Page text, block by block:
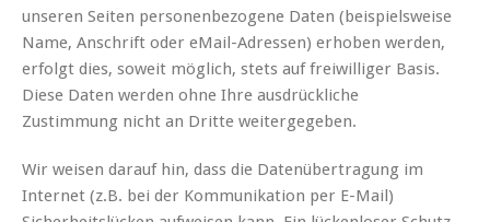
unseren Seiten personenbezogene Daten (beispielsweise
Name, Anschrift oder eMail-Adressen) erhoben werden,
erfolgt dies, soweit möglich, stets auf freiwilliger Basis.
Diese Daten werden ohne Ihre ausdrückliche
Zustimmung nicht an Dritte weitergegeben.
Wir weisen darauf hin, dass die Datenübertragung im
Internet (z.B. bei der Kommunikation per E-Mail)